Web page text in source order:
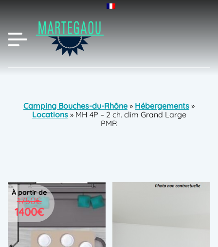
Camping Bouches-du-Rhône » Hébergements »
Locations» MH 4P – 2 ch. clim Grand Large
PMR
à partir de
1750€
1400€